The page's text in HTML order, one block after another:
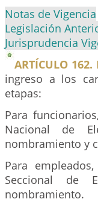
Notas de Vigencia
Legislación
Jurisprudencia
ARTÍCULO 162.
ingreso a los
etapas:
Para
Nacional de
nombramiento y
Para
Seccional de
nombramiento.